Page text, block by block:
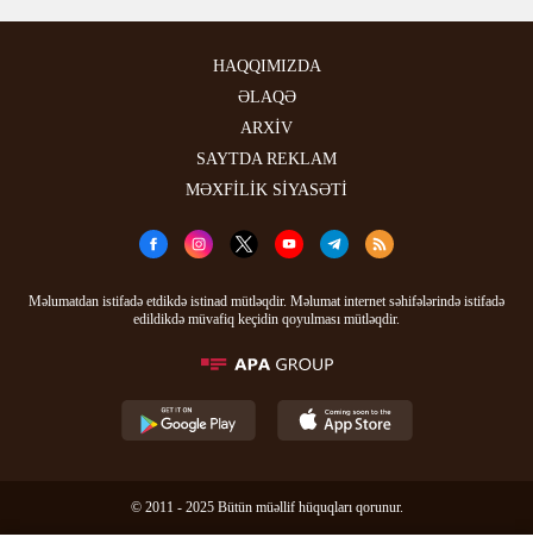
HAQQIMIZDA
ƏLAQƏ
ARXİV
SAYTDA REKLAM
MƏXFİLİK SİYASƏTİ
Məlumatdan istifadə etdikdə istinad mütləqdir. Məlumat internet səhifələrində istifadə
edildikdə müvafiq keçidin qoyulması mütləqdir.
© 2011 - 2025 Bütün müəllif hüquqları qorunur.